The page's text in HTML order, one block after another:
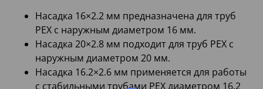
Насадка 16×2.2 мм предназначена для труб
PEX с наружным диаметром 16 мм.
Насадка 20×2.8 мм подходит для труб PEX с
наружным диаметром 20 мм.
Насадка 16.2×2.6 мм применяется для работы
с стабильными трубами PEX диаметром 16.2